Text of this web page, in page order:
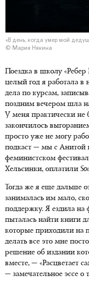
«В день, когда умер мой
© Мария Някина
Поездка в школу «Ребер
целый год я работала в
дела по курсам,
поздним вечером шла
У меня практически не
закончилось
просто уже не могу
подкаст — мы с Анитой
феминистском
Хельсинки, оплатили
Тогда же я еще дальше
занималась им мало,
поддержку. Я ездила на
пыталась найти книги
которые приходили на
делать все это мне
решение об издании
вместе, — «Расцветает
— замечательное эссе